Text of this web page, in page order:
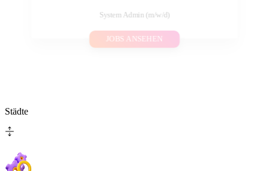
System Admin (m/w/d)
JOBS ANSEHEN
Städte